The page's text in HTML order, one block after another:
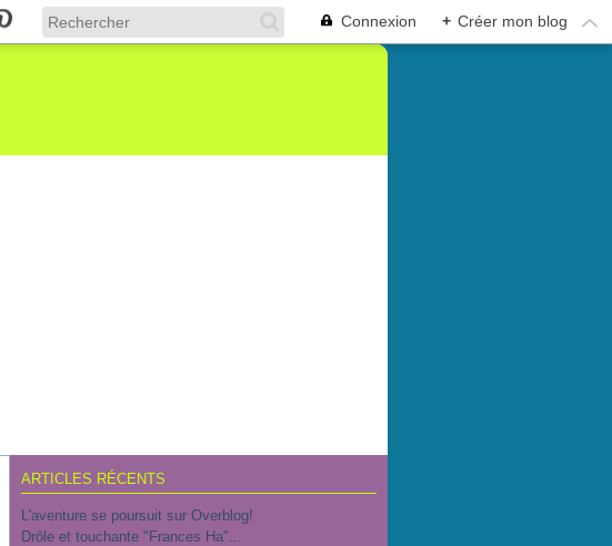
Connexion + Créer mon blog
ARTICLES RÉCENTS
L'aventure se poursuit sur Overblog!
Drôle et touchante "Frances Ha"...